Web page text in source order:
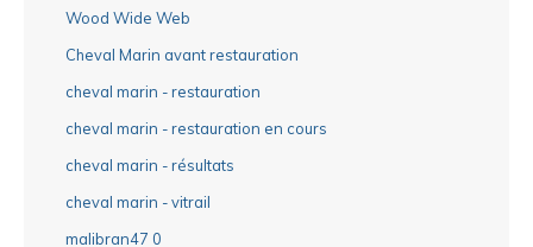
Wood Wide Web
Cheval Marin avant restauration
cheval marin - restauration
cheval marin - restauration en cours
cheval marin - résultats
cheval marin - vitrail
malibran47 0